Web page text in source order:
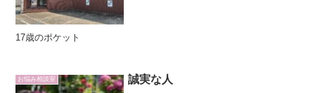
17歳のポケット
お悩み相談室 誠実な人